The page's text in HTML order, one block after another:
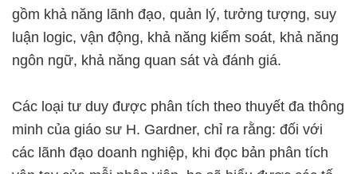
gồm khả năng lãnh đạo, quản lý, tưởng tượng, suy
luận logic, vận động, khả năng kiểm soát, khả năng
ngôn ngữ, khả năng quan sát và đánh giá.
Các loại tư duy được phân tích theo thuyết đa thông
minh của giáo sư H. Gardner, chỉ ra rằng: đối với
các lãnh đạo doanh nghiệp, khi đọc bản phân tích